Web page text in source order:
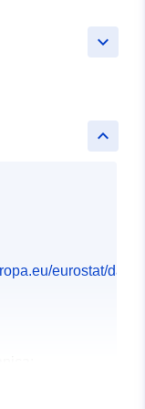
keyboard_arrow_down
keyboard_arrow_up
eurostat/